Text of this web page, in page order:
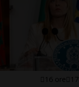
16 ore 17